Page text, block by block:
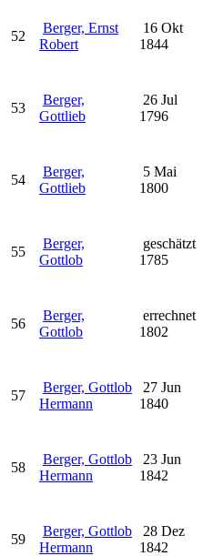
52
Berger, Ernst
Robert
16 Okt
1844
53
Berger,
Gottlieb
26 Jul
1796
54
Berger,
Gottlieb
5 Mai
1800
55
Berger,
Gottlob
geschätzt
1785
56
Berger,
Gottlob
errechnet
1802
57
Berger, Gottlob
Hermann
27 Jun
1840
58
Berger, Gottlob
Hermann
23 Jun
1842
59
Berger, Gottlob
Hermann
28 Dez
1842